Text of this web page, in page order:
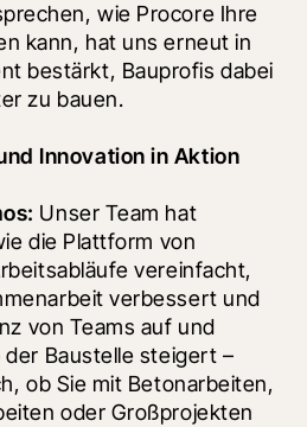
wie Procore Ihre
kann, hat uns erneut in
bestärkt, Bauprofis dabei
zu bauen.
Innovation in Aktion
Unser Team hat
die Plattform von
vereinfacht,
verbessert und
von Teams auf und
der Baustelle steigert –
ob Sie mit Betonarbeiten,
oder Großprojekten